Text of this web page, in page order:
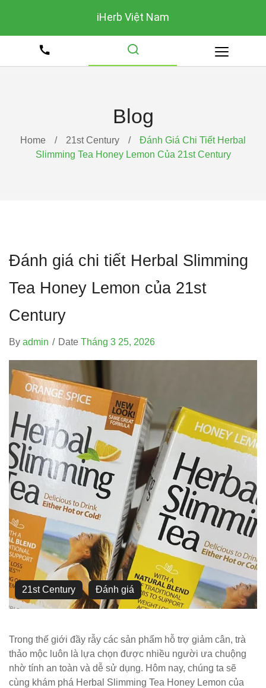
Blog
Home / 21st Century /
Đánh Giá Chi Tiết Herbal
Slimming Tea Honey Lemon Của 21st Century
Đánh giá chi tiết Herbal Slimming
Tea Honey Lemon của 21st
Century
By admin / Date Tháng 3 25, 2026
21st Century Đánh giá
Trong thế giới đầy rẫy các sản phẩm hỗ trợ giảm cân, trà
thảo mộc luôn là lựa chọn được nhiều người ưa chuộng
nhờ tính an toàn và dễ sử dụng. Hôm nay, chúng ta sẽ
cùng khám phá Herbal Slimming Tea Honey Lemon của
iHerb Việt Nam